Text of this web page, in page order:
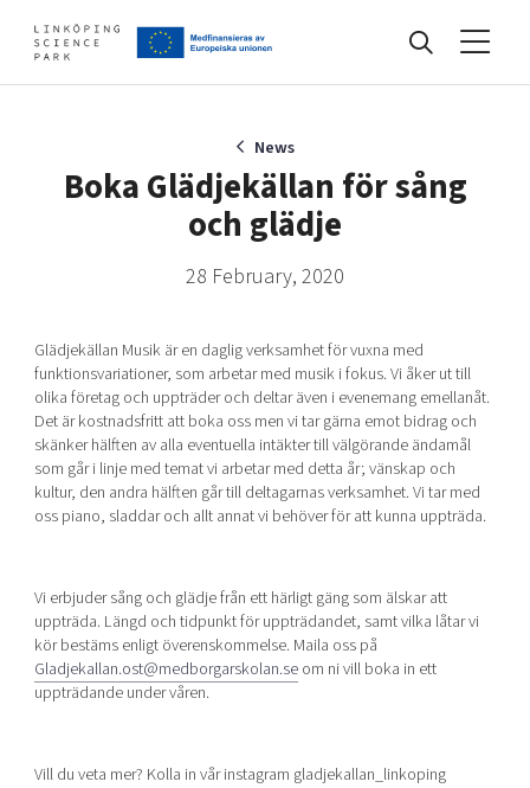
Find your network
Artificial intelligence
Cybersecurity
Internet of Things
Manufacturing industries
Global talent
Visual technologies
Bright East
East Sweden Tech Women
Upgrade your skills & master new ones
Tech startups
Talent & skills
Startup & industry collaboration
Offers to boost your business
Funding opportunities
About
Our story, mission & vision
Projects
Publications
Project toolbox
40 years anniversary
Today's lunch in Mjärdevi
News
Boka Glädjekällan för sång
och glädje
28 February, 2020
Glädjekällan Musik är en daglig verksamhet för vuxna med
funktionsvariationer, som arbetar med musik i fokus. Vi åker ut till
olika företag och uppträder och deltar även i evenemang emellanåt.
Det är kostnadsfritt att boka oss men vi tar gärna emot bidrag och
skänker hälften av alla eventuella intäkter till välgörande ändamål
som går i linje med temat vi arbetar med detta år; vänskap och
kultur, den andra hälften går till deltagarnas verksamhet. Vi tar med
oss piano, sladdar och allt annat vi behöver för att kunna uppträda.
Vi erbjuder sång och glädje från ett härligt gäng som älskar att
uppträda. Längd och tidpunkt för uppträdandet, samt vilka låtar vi
kör bestäms enligt överenskommelse. Maila oss på
Gladjekallan.ost@medborgarskolan.seom ni vill boka in ett
uppträdande under våren.
Vill du veta mer? Kolla in vår instagram gladjekallan_linkoping